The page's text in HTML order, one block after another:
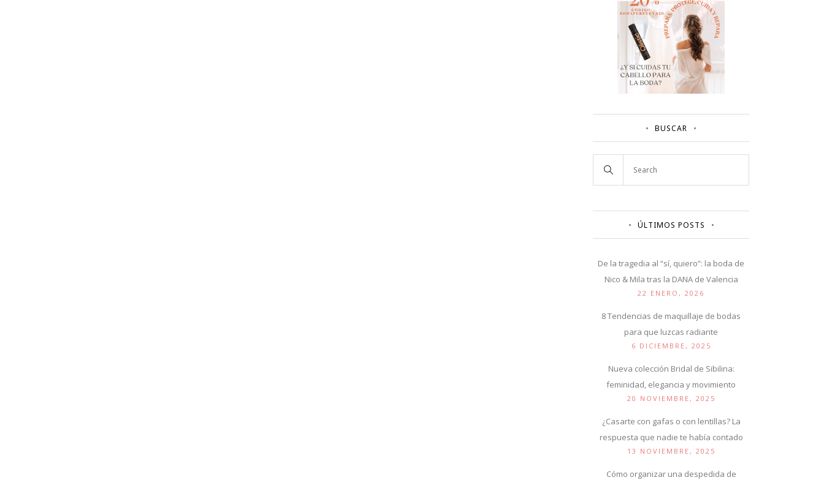
BUSCAR
ÚLTIMOS POSTS
De la tragedia al “sí, quiero”: la boda de
Nico & Mila tras la DANA de Valencia
22 ENERO, 2026
8 Tendencias de maquillaje de bodas
para que luzcas radiante
6 DICIEMBRE, 2025
Nueva colección Bridal de Sibilina:
feminidad, elegancia y movimiento
20 NOVIEMBRE, 2025
¿Casarte con gafas o con lentillas? La
respuesta que nadie te había contado
13 NOVIEMBRE, 2025
Cómo organizar una despedida de